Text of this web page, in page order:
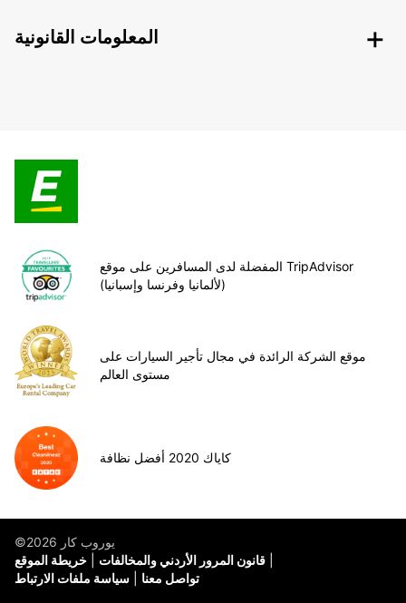
المعلومات القانونية
المفضلة لدى المسافرين على موقع TripAdvisor
(لألمانيا وفرنسا وإسبانيا)
موقع الشركة الرائدة في مجال تأجير السيارات على
مستوى العالم
كاياك 2020 أفضل نظافة
©يوروب كار 2026
خريطة الموقع
قانون المرور الأردني والمخالفات
سياسة ملفات الارتباط
تواصل معنا